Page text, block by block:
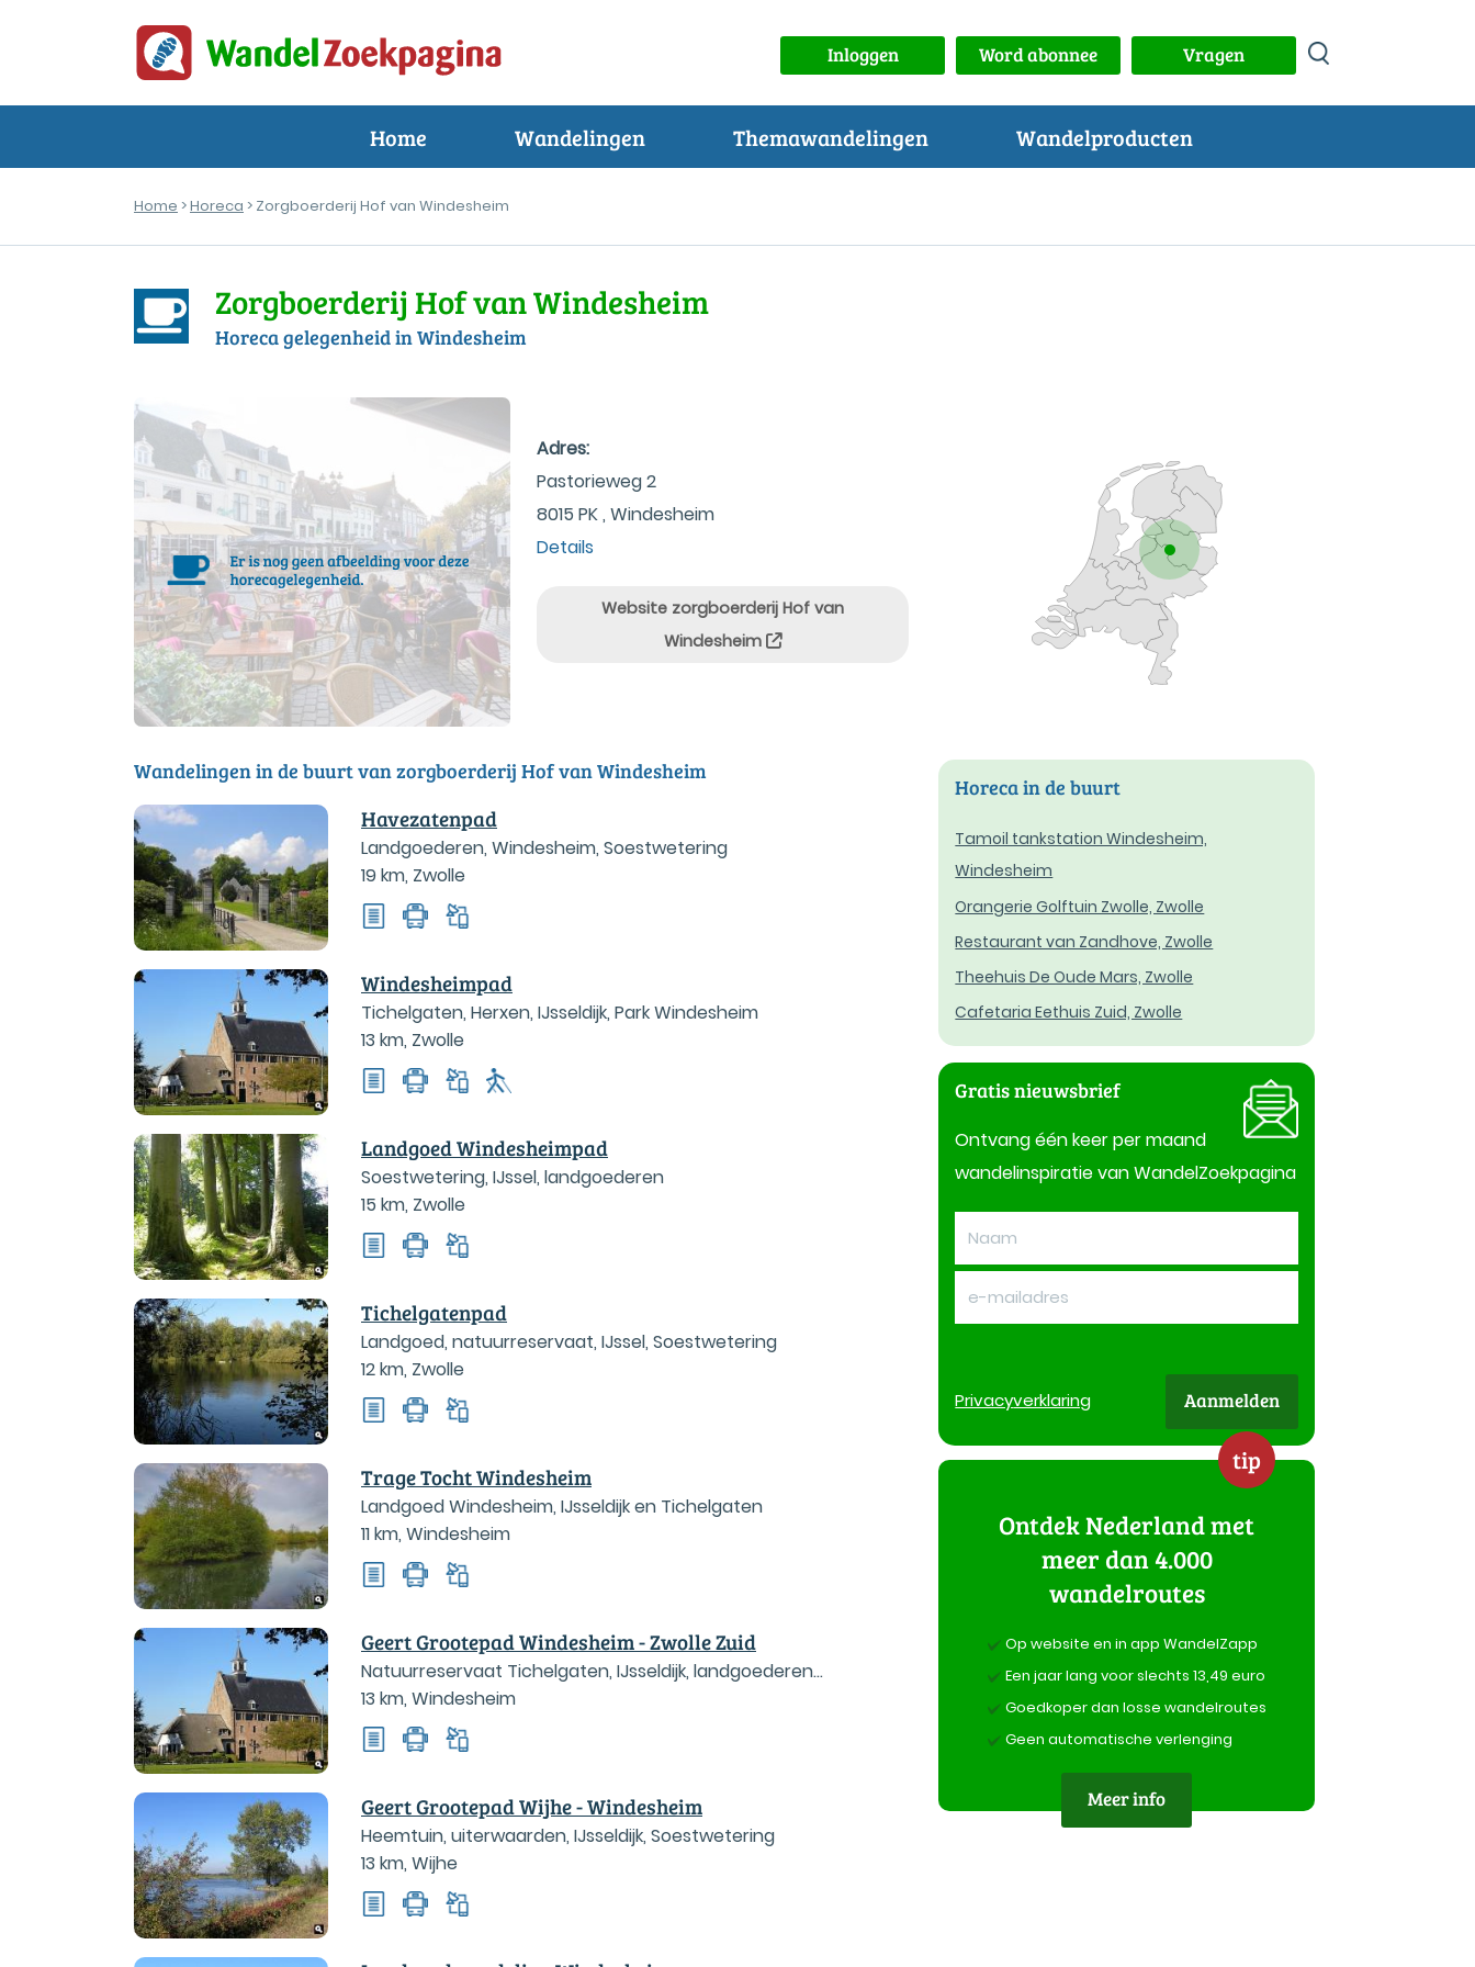
Inloggen Word abonnee Vragen
Home Wandelingen Themawandelingen Wandelproducten
Home >Horeca > Zorgboerderij Hof van Windesheim
Zorgboerderij Hof van Windesheim
Horeca gelegenheid in Windesheim
Adres:
Pastorieweg 2
8015 PK , Windesheim
Details
Website zorgboerderij Hof van
Windesheim
Wandelingen in de buurt van zorgboerderij Hof van Windesheim
Havezatenpad
Landgoederen, Windesheim, Soestwetering
19 km, Zwolle
Windesheimpad
Tichelgaten, Herxen, IJsseldijk, Park Windesheim
13 km, Zwolle
Landgoed Windesheimpad
Soestwetering, IJssel, landgoederen
15 km, Zwolle
Tichelgatenpad
Landgoed, natuurreservaat, IJssel, Soestwetering
12 km, Zwolle
Trage Tocht Windesheim
Landgoed Windesheim, IJsseldijk en Tichelgaten
11 km, Windesheim
Geert Grootepad Windesheim - Zwolle Zuid
Natuurreservaat Tichelgaten, IJsseldijk, landgoederen
Windesheim, Bikkenrade en Zandhove
13 km, Windesheim
Geert Grootepad Wijhe - Windesheim
Heemtuin, uiterwaarden, IJsseldijk, Soestwetering
13 km, Wijhe
Horeca in de buurt
Tamoil tankstation Windesheim,
Windesheim
Orangerie Golftuin Zwolle, Zwolle
Restaurant van Zandhove, Zwolle
Theehuis De Oude Mars, Zwolle
Cafetaria Eethuis Zuid, Zwolle
Gratis nieuwsbrief
Ontvang één keer per maand
wandelinspiratie van WandelZoekpagina
Privacyverklaring Aanmelden
tip
Ontdek Nederland met
meer dan 4.000
wandelroutes
Op website en in app WandelZapp
Een jaar lang voor slechts 13,49 euro
Goedkoper dan losse wandelroutes
Geen automatische verlenging
Meer info